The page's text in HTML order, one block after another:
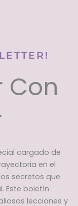
Con
cargado de
en el
secretos que
Este boletín
lecciones y